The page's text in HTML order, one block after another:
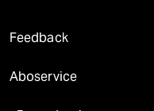
Feedback
Aboservice